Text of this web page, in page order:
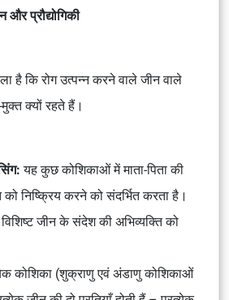
और प्रौद्योगिकी
है कि रोग उत्पन्न करने वाले जीन वाले
क्यों रहते हैं।
: यह कुछ कोशिकाओं में माता-पिता की
निष्क्रिय करने को संदर्भित करता है।
जीन के संदेश की अभिव्यक्ति को
कोशिका (शुक्राणु एवं अंडाणु कोशिकाओं